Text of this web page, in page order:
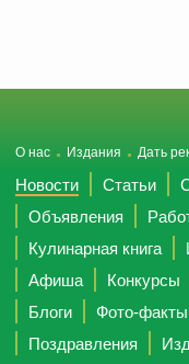
О нас Издания Дать
Новости Статьи
Объявления
Кулинарная книга
Афиша
Конкурсы
Блоги
Фото-факты
Поздравления